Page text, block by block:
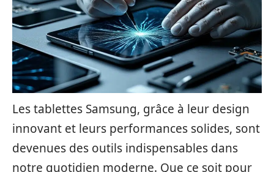
Les tablettes Samsung, grâce à leur design
innovant et leurs performances solides, sont
devenues des outils indispensables dans
notre quotidien moderne. Que ce soit pour